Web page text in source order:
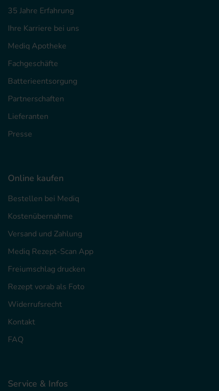
35 Jahre Erfahrung
Ihre Karriere bei uns
Mediq Apotheke
Fachgeschäfte
Batterieentsorgung
Partnerschaften
Lieferanten
Presse
Online kaufen
Bestellen bei Mediq
Kostenübernahme
Versand und Zahlung
Mediq Rezept-Scan App
Freiumschlag drucken
Rezept vorab als Foto
Widerrufsrecht
Kontakt
FAQ
Service & Infos